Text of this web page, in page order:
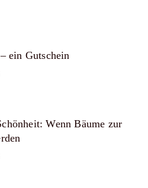
ein Gutschein
Wenn Bäume zur